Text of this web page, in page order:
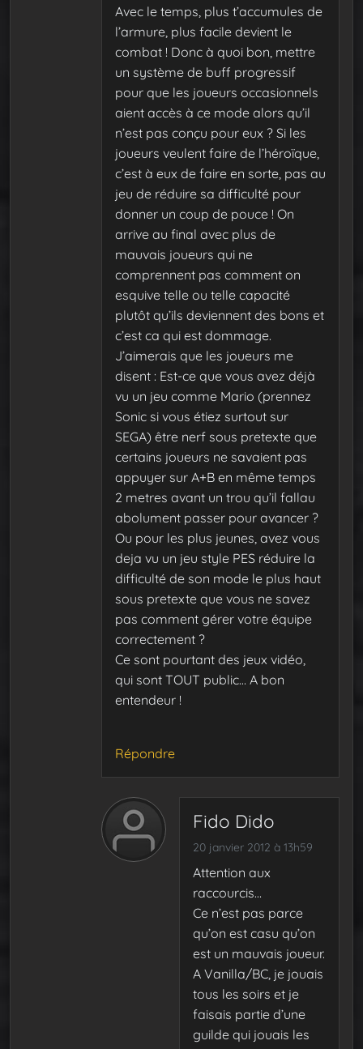
Avec le temps, plus t’accumules de
l’armure, plus facile devient le
combat ! Donc à quoi bon, mettre
un système de buff progressif
pour que les joueurs occasionnels
aient accès à ce mode alors qu’il
n’est pas conçu pour eux ? Si les
joueurs veulent faire de l’héroïque,
c’est à eux de faire en sorte, pas au
jeu de réduire sa difficulté pour
donner un coup de pouce ! On
arrive au final avec plus de
mauvais joueurs qui ne
comprennent pas comment on
esquive telle ou telle capacité
plutôt qu’ils deviennent des bons et
c’est ca qui est dommage.
J’aimerais que les joueurs me
disent : Est-ce que vous avez déjà
vu un jeu comme Mario (prennez
Sonic si vous étiez surtout sur
SEGA) être nerf sous pretexte que
certains joueurs ne savaient pas
appuyer sur A+B en même temps
2 metres avant un trou qu’il fallau
abolument passer pour avancer ?
Ou pour les plus jeunes, avez vous
deja vu un jeu style PES réduire la
difficulté de son mode le plus haut
sous pretexte que vous ne savez
pas comment gérer votre équipe
correctement ?
Ce sont pourtant des jeux vidéo,
qui sont TOUT public… A bon
entendeur !
Répondre
Fido Dido
20 janvier 2012 à 13h59
Attention aux
raccourcis…
Ce n’est pas parce
qu’on est casu qu’on
est un mauvais joueur.
A Vanilla/BC, je jouais
tous les soirs et je
faisais partie d’une
guilde qui jouais les